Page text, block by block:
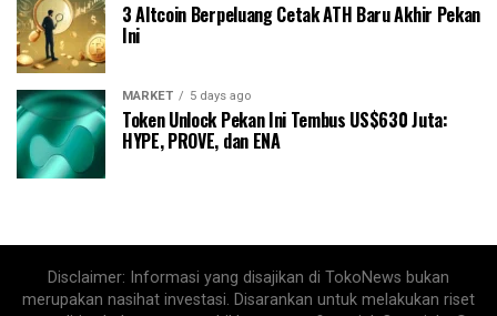
3 Altcoin Berpeluang Cetak ATH Baru Akhir Pekan
Ini
MARKET 5 days ago
Token Unlock Pekan Ini Tembus US$630 Juta:
HYPE, PROVE, dan ENA
Disclaimer: Informasi yang disajikan di TokoNews bukan
merupakan nasihat investasi. Disarankan untuk melakukan riset